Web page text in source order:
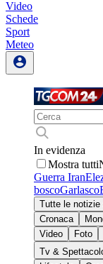
Video
Schede
Sport
Meteo
In evidenza
Mostra tutti
Guerra Iran
boscoGarlasco
Tutte le notizie
Cronaca
Video
Foto
Tv &